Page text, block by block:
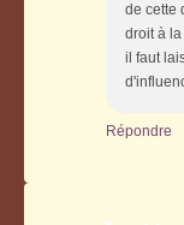
de cette
droit à
il faut
Répondre